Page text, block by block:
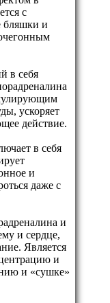
с
бляшки и
в себя
ускоряет
действие.
в себя
и
даже с
и
и сердце,
Является
и
и «сушке»